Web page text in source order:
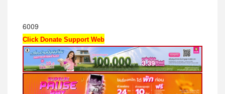
6009
Click Donate Support Web